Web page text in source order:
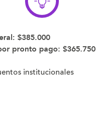
$385.000
pronto pago: $365.750
institucionales